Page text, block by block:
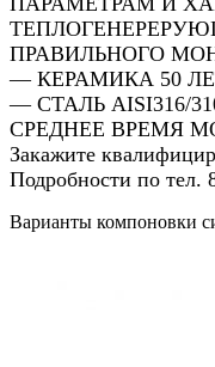
ПРАВИЛЬНОГО
— КЕРАМИКА 50
— СТАЛЬ AISI316/
СРЕДНЕЕ ВРЕМЯ
Закажите
Подробности по тел.
Варианты компоновки